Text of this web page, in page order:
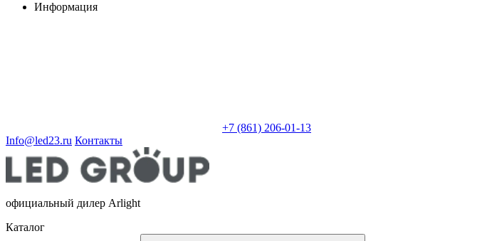
Информация
+7 (861) 206-01-13
Info@led23.ru Контакты
официальный дилер Arlight
Каталог